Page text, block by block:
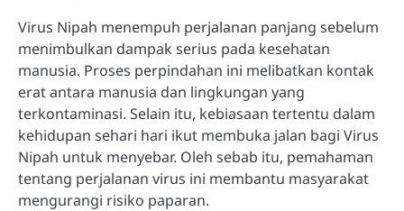
Virus Nipah menempuh perjalanan panjang sebelum
menimbulkan dampak serius pada kesehatan
manusia. Proses perpindahan ini melibatkan kontak
erat antara manusia dan lingkungan yang
terkontaminasi. Selain itu, kebiasaan tertentu dalam
kehidupan sehari hari ikut membuka jalan bagi Virus
Nipah untuk menyebar. Oleh sebab itu, pemahaman
tentang perjalanan virus ini membantu masyarakat
mengurangi risiko paparan.